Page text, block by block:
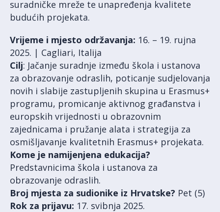
suradničke mreže te unapređenja kvalitete
budućih projekata.
Vrijeme i mjesto održavanja: 16. – 19. rujna
2025. | Cagliari, Italija
Cilj: Jačanje suradnje između škola i ustanova
za obrazovanje odraslih, poticanje sudjelovanja
novih i slabije zastupljenih skupina u Erasmus+
programu, promicanje aktivnog građanstva i
europskih vrijednosti u obrazovnim
zajednicama i pružanje alata i strategija za
osmišljavanje kvalitetnih Erasmus+ projekata.
Kome je namijenjena edukacija?
Predstavnicima škola i ustanova za
obrazovanje odraslih.
Broj mjesta za sudionike iz Hrvatske? Pet (5)
Rok za prijavu: 17. svibnja 2025.